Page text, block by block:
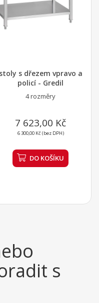
stoly s dřezem vpravo a
policí - Gredil
4 rozměry
7 623,00 Kč
6 300,00 Kč (bez DPH)
DO KOŠÍKU
s